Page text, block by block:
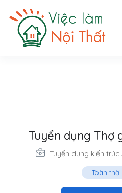
Tuyển dụng Thợ
Tuyển dụng kiến trúc
Toàn